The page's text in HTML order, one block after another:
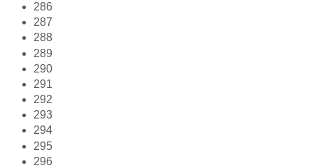
286
287
288
289
290
291
292
293
294
295
296